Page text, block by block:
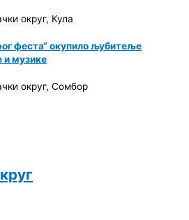
округ, Кула
феста“ окупило љубитеље
и музике
округ,Сомбор